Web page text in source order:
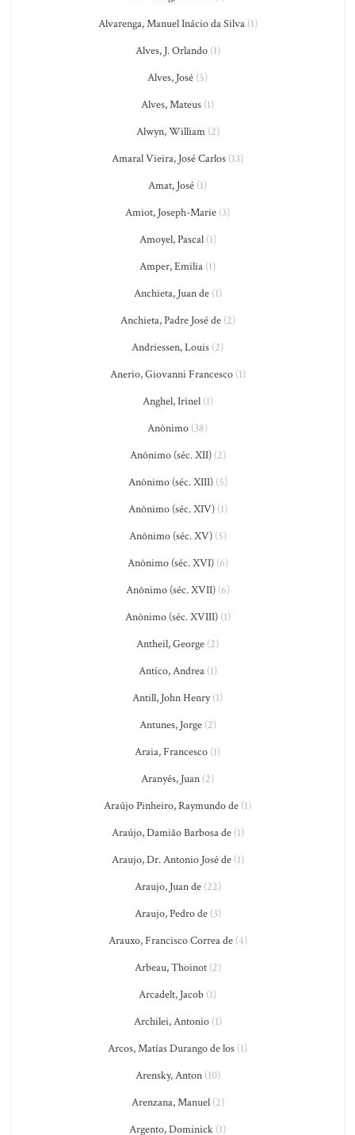
Alvarenga, Manuel Inácio da Silva(1)
Alves, J. Orlando(1)
Alves, José (5)
Alves, Mateus (1)
Alwyn, William(2)
Amaral Vieira, José Carlos (13)
Amat, José (1)
Amiot, Joseph-Marie (3)
Amoyel, Pascal(1)
Amper, Emilia (1)
Anchieta, Juan de(1)
Anchieta, Padre José de(2)
Andriessen, Louis (2)
Anerio, Giovanni Francesco(1)
Anghel, Irinel(1)
Anônimo (38)
Anônimo (séc. XII)(2)
Anônimo (séc. XIII)(5)
Anônimo (séc. XIV)(1)
Anônimo (séc. XV)(5)
Anônimo (séc. XVI)(6)
Anônimo (séc. XVII)(6)
Anônimo (séc. XVIII)(1)
Antheil, George (2)
Antico, Andrea(1)
Antill, John Henry(1)
Antunes, Jorge(2)
Araia, Francesco (1)
Aranyés, Juan (2)
Araújo Pinheiro, Raymundo de (1)
Araújo, Damião Barbosa de(1)
Araujo, Dr. Antonio José de(1)
Araujo, Juan de(22)
Araujo, Pedro de(3)
Arauxo, Francisco Correa de(4)
Arbeau, Thoinot(2)
Arcadelt, Jacob (1)
Archilei, Antonio(1)
Arcos, Matías Durango de los (1)
Arensky, Anton(10)
Arenzana, Manuel(2)
Argento, Dominick (1)